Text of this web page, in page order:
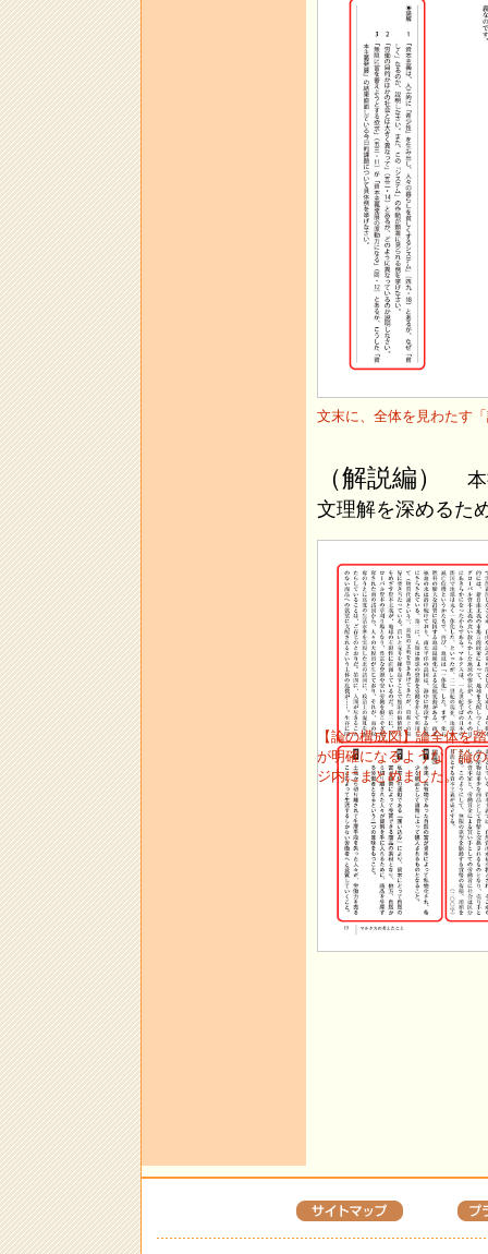
文末に、全体を見わたす
（解説編）
文理解を深めるた
【論の構成図】論全体を
が明確になるような「論
ジ内にまとめました。